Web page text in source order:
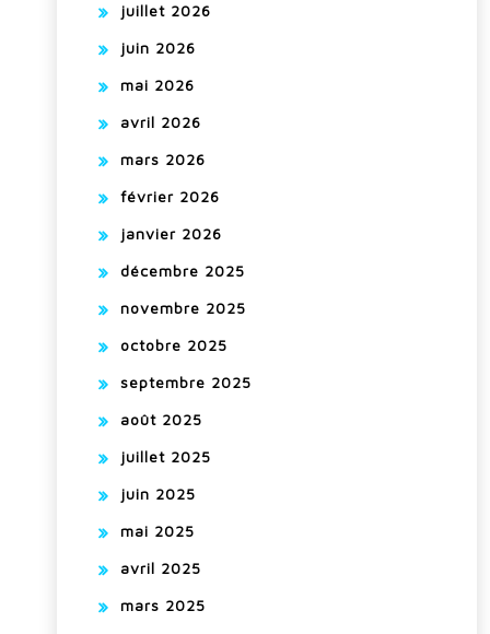
juillet 2026
juin 2026
mai 2026
avril 2026
mars 2026
février 2026
janvier 2026
décembre 2025
novembre 2025
octobre 2025
septembre 2025
août 2025
juillet 2025
juin 2025
mai 2025
avril 2025
mars 2025